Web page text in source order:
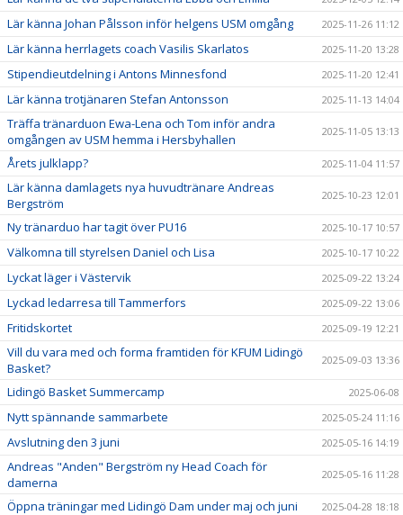
Lär känna Johan Pålsson inför helgens USM omgång 2025-11-26 11:12
Lär känna herrlagets coach Vasilis Skarlatos 2025-11-20 13:28
Stipendieutdelning i Antons Minnesfond 2025-11-20 12:41
Lär känna trotjänaren Stefan Antonsson 2025-11-13 14:04
Träffa tränarduon Ewa-Lena och Tom inför andra
omgången av USM hemma i Hersbyhallen
2025-11-05 13:13
Årets julklapp? 2025-11-04 11:57
Lär känna damlagets nya huvudtränare Andreas
Bergström
2025-10-23 12:01
Ny tränarduo har tagit över PU16 2025-10-17 10:57
Välkomna till styrelsen Daniel och Lisa 2025-10-17 10:22
Lyckat läger i Västervik 2025-09-22 13:24
Lyckad ledarresa till Tammerfors 2025-09-22 13:06
Fritidskortet 2025-09-19 12:21
Vill du vara med och forma framtiden för KFUM Lidingö
Basket?
2025-09-03 13:36
Lidingö Basket Summercamp 2025-06-08
Nytt spännande sammarbete 2025-05-24 11:16
Avslutning den 3 juni 2025-05-16 14:19
Andreas "Anden" Bergström ny Head Coach för
damerna
2025-05-16 11:28
Öppna träningar med Lidingö Dam under maj och juni 2025-04-28 18:18